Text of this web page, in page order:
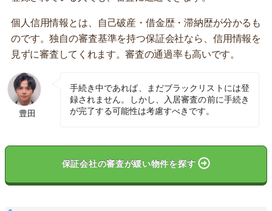
個人信用情報とは、自己破産・借金歴・滞納歴が分かるも
のです。独自の審査基準を持つ保証会社なら、信用情報を
見ずに審査してくれます。審査の通過率も高いです。
豊田
手続き中であれば、まだブラックリストには登
録されません。しかし、入居審査の前に手続き
が完了する可能性は考慮すべきです。
保証会社の審査が緩い物件を探す